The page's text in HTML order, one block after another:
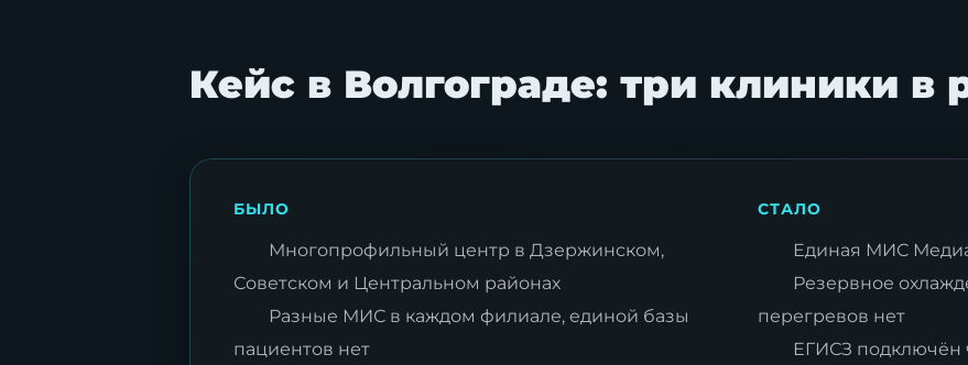
Кейс в Волгограде: три клиники
БЫЛО
Многопрофильный центр в Дзержинском,
Советском и Центральном районах
Разные МИС в каждом филиале, единой базы
пациентов нет
СТАЛО
Единая МИС
Резервное
перегревов нет
ЕГИСЗ подключён